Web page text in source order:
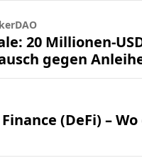
20 Millionen-
gegen
(DeFi) –